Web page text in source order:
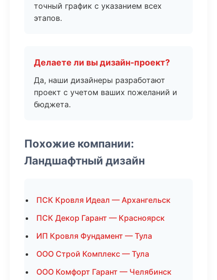
точный график с указанием всех
этапов.
Делаете ли вы дизайн-проект?
Да, наши дизайнеры разработают
проект с учетом ваших пожеланий и
бюджета.
Похожие компании:
Ландшафтный дизайн
ПСК Кровля Идеал — Архангельск
ПСК Декор Гарант — Красноярск
ИП Кровля Фундамент — Тула
ООО Строй Комплекс — Тула
ООО Комфорт Гарант — Челябинск